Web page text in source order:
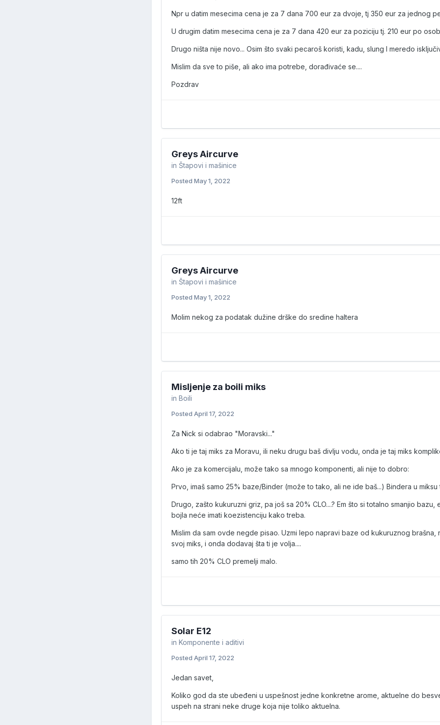
Npr u datim mesecima cena je za 7 dana 700 eur za dvoje, tj 350 eur za jednog
U drugim datim mesecima cena je za 7 dana 420 eur za poziciju tj. 210 eur po
Drugo ništa nije novo... Osim što svaki pecaroš koristi, kadu, slung I meredo
Mislim da sve to piše, ali ako ima potrebe, dorađivaće se....
Pozdrav
Greys Aircurve
in Štapovi i mašinice
Posted May 1, 2022
12ft
Greys Aircurve
in Štapovi i mašinice
Posted May 1, 2022
Molim nekog za podatak dužine drške do sredine haltera
Misljenje za boili miks
in Boili
Posted April 17, 2022
Za Nick si odabrao "Moravski..."
Ako ti je taj miks za Moravu, ili neku drugu baš divlju vodu, onda je taj miks
Ako je za komercijalu, može tako sa mnogo komponenti, ali nije to dobro:
Prvo, imaš samo 25% baze/Binder (može to tako, ali ne ide baš...) Bindera u
Drugo, zašto kukuruzni griz, pa još sa 20% CLO....? Em što si totalno smanjio
bojla neće imati koezistenciju kako treba.
Mislim da sam ovde negde pisao. Uzmi lepo napravi baze od kukuruznog
svoj miks, i onda dodavaj šta ti je volja....
samo tih 20% CLO premelji malo.
Solar E12
in Komponente i aditivi
Posted April 17, 2022
Jedan savet,
Koliko god da ste ubeđeni u uspešnost jedne konkretne arome, aktuelne do
uspeh na strani neke druge koja nije toliko aktuelna.